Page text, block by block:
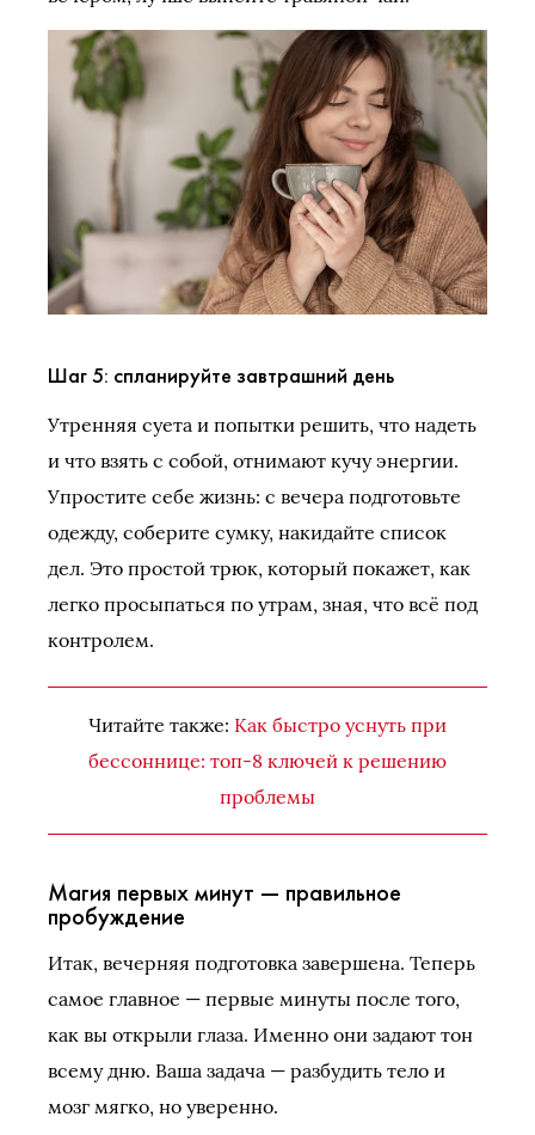
Шаг 5: спланируйте завтрашний день
Утренняя суета и попытки решить, что надеть
и что взять с собой, отнимают кучу энергии.
Упростите себе жизнь: с вечера подготовьте
одежду, соберите сумку, накидайте список
дел. Это простой трюк, который покажет, как
легко просыпаться по утрам, зная, что всё под
контролем.
Читайте также: Как быстро уснуть при
бессоннице: топ-8 ключей к решению
проблемы
Магия первых минут — правильное
пробуждение
Итак, вечерняя подготовка завершена. Теперь
самое главное — первые минуты после того,
как вы открыли глаза. Именно они задают тон
всему дню. Ваша задача — разбудить тело и
мозг мягко, но уверенно.